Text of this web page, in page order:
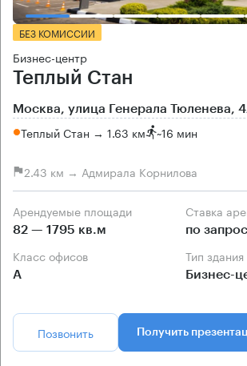
БЕЗ КОМИССИИ
Бизнес-центр
Теплый Стан
Москва, улица Генерала Тюленева,
Теплый Стан → 1.63 км ~16 мин
2.43 км → Адмирала Корнилова
Арендуемые площади
82 — 1795 кв.м
Ставка
по
Класс офисов
А
Тип здания
Бизнес-
Позвонить Получить